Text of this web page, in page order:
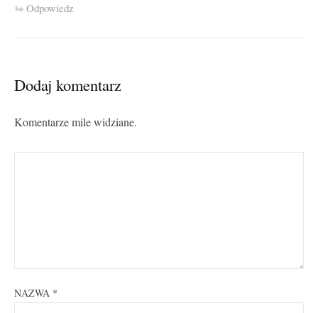
Odpowiedz
Dodaj komentarz
Komentarze mile widziane.
NAZWA *